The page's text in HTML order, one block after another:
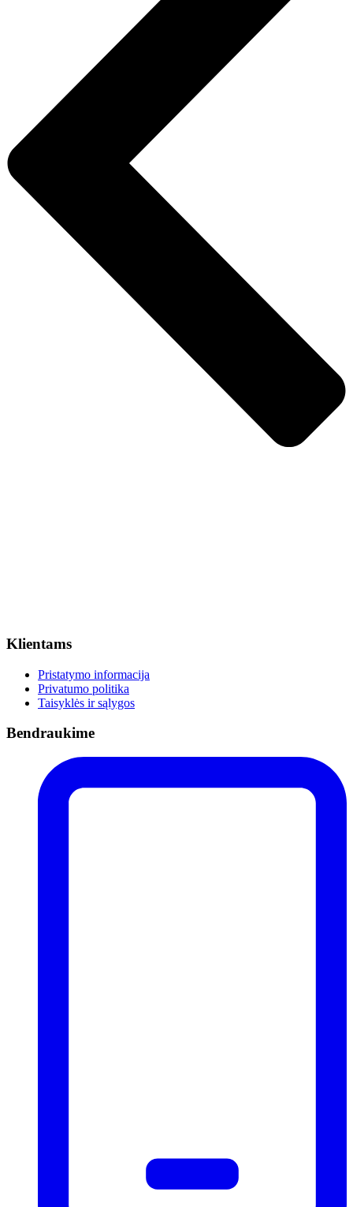
Klientams
Pristatymo informacija
Privatumo politika
Taisyklės ir sąlygos
Bendraukime